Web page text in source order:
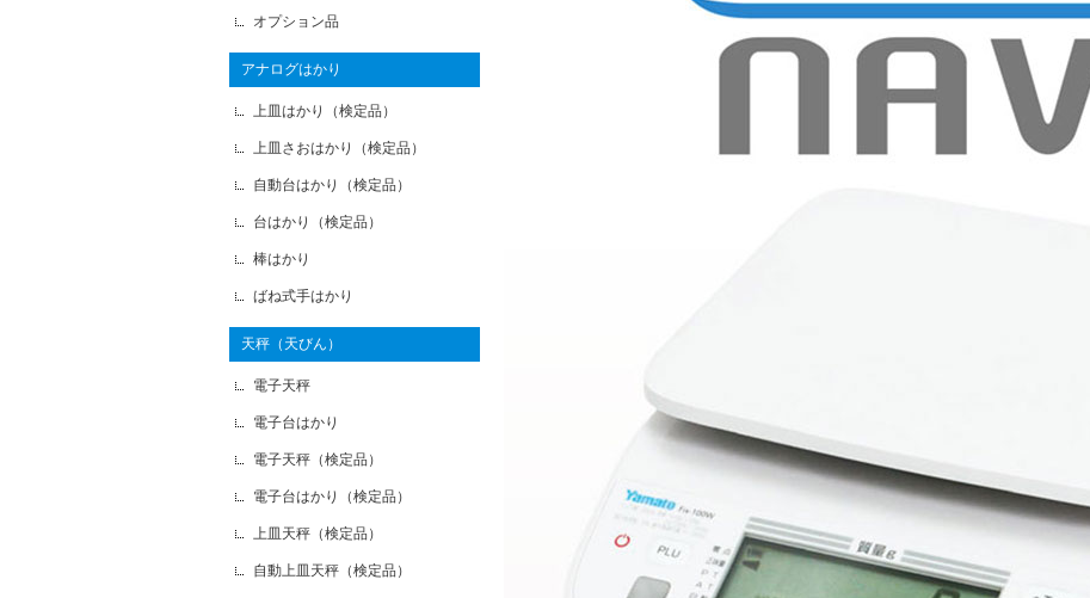
オプション品
アナログはかり
上皿はかり（検定品）
上皿さおはかり（検定品）
自動台はかり（検定品）
台はかり（検定品）
棒はかり
ばね式手はかり
天秤（天びん）
電子天秤
電子台はかり
電子天秤（検定品）
電子台はかり（検定品）
上皿天秤（検定品）
自動上皿天秤（検定品）